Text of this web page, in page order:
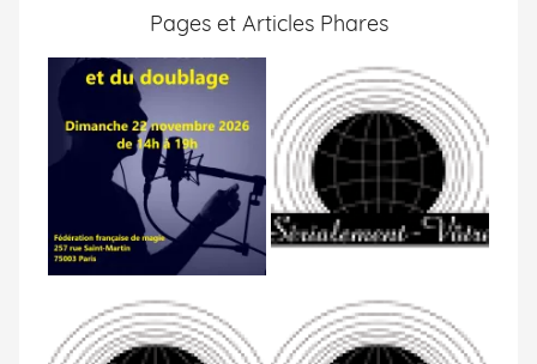
Pages et Articles Phares